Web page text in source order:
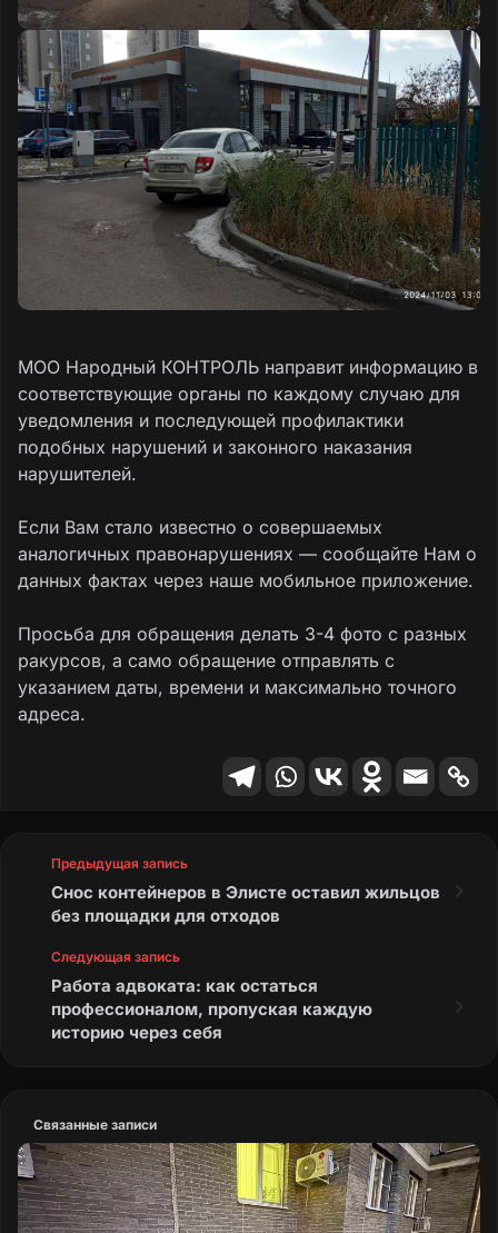
МОО Народный КОНТРОЛЬ направит информацию в
соответствующие органы по каждому случаю для
уведомления и последующей профилактики
подобных нарушений и законного наказания
нарушителей.
Если Вам стало известно о совершаемых
аналогичных правонарушениях — сообщайте Нам о
данных фактах через наше мобильное приложение.
Просьба для обращения делать 3-4 фото с разных
ракурсов, а само обращение отправлять с
указанием даты, времени и максимально точного
адреса.
Предыдущая запись
Снос контейнеров в Элисте оставил жильцов
без площадки для отходов
Следующая запись
Работа адвоката: как остаться
профессионалом, пропуская каждую
историю через себя
Связанные записи